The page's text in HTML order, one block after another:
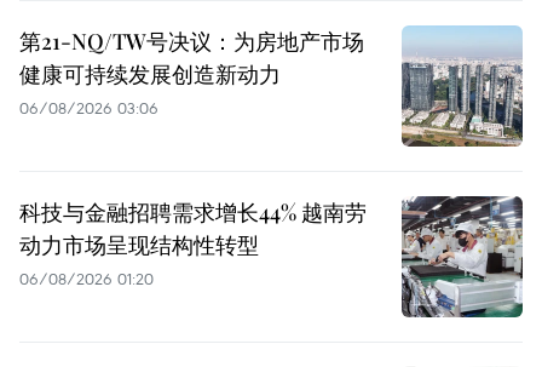
第21-NQ/TW号决议：为房地产市场
健康可持续发展创造新动力
06/08/2026 03:06
科技与金融招聘需求增长44% 越南劳
动力市场呈现结构性转型
06/08/2026 01:20